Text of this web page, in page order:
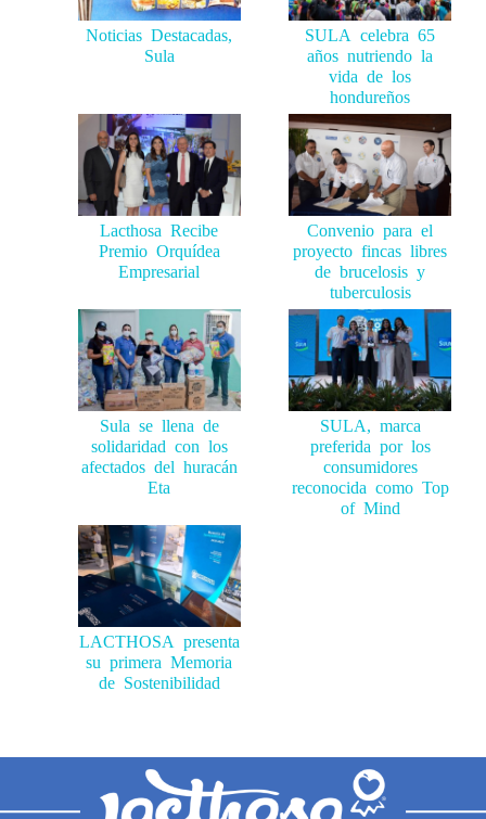
Noticias Destacadas,
Sula
SULA celebra 65
años nutriendo la
vida de los
hondureños
Lacthosa Recibe
Premio Orquídea
Empresarial
Convenio para el
proyecto fincas libres
de brucelosis y
tuberculosis
Sula se llena de
solidaridad con los
afectados del huracán
Eta
SULA, marca
preferida por los
consumidores
reconocida como Top
of Mind
LACTHOSA presenta
su primera Memoria
de Sostenibilidad